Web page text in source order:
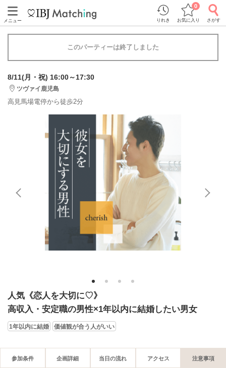
メニュー りれき お気に入り
0
さがす
このパーティーは終了しました
8/11(月・祝) 16:00～17:30
ツヴァイ鹿児島
高見馬場電停から徒歩2分
1 2 3 4
人気《恋人を大切に♡》
高収入・安定職の男性×1年以内に結婚したい男女
1年以内に結婚 価値観が合う人がいい
参加条件 企画詳細 当日の流れ アクセス 注意事項